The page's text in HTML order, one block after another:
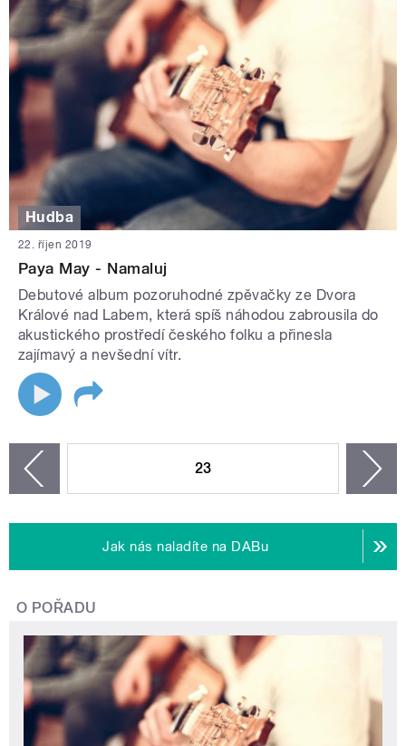
Hudba
22. říjen 2019
Paya May - Namaluj
Debutové album pozoruhodné zpěvačky ze Dvora
Králové nad Labem, která spíš náhodou zabrousila do
akustického prostředí českého folku a přinesla
zajímavý a nevšední vítr.
23
Jak nás naladíte na DABu
O POŘADU